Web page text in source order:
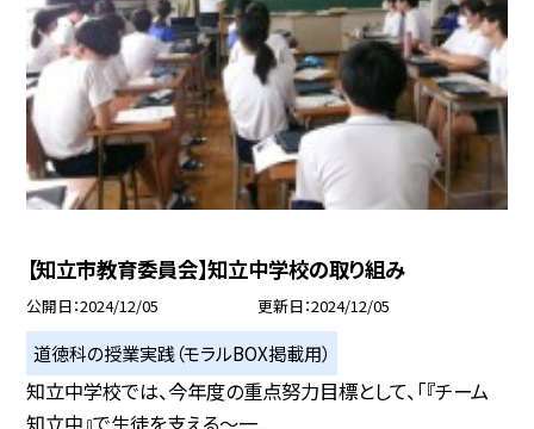
【知立市教育委員会】知立中学校の取り組み
公開日 2024/12/05 更新日 2024/12/05
道徳科の授業実践（モラルBOX掲載用）
知立中学校では、今年度の重点努力目標として、「『チーム
知立中』で生徒を支える～一...